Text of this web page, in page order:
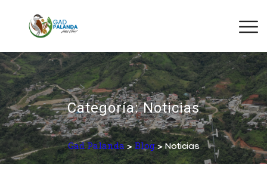
Categoría:Noticias
Gad Palanda>Blog> Noticias